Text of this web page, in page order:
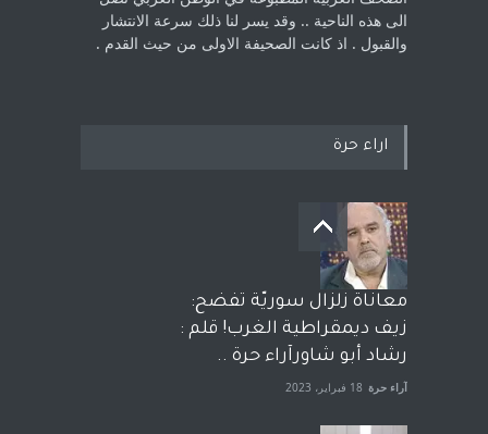
الى هذه الناحية .. وقد يسر لنا ذلك سرعة الانتشار
والقبول . اذ كانت ‏الصحيفة الاولى من حيث القدم . ‏
اراء حرة
معاناة زلزال سوريّة تفضح:
زيف ديمقراطية الغرب! قلم :
رشاد أبو شاورآراء حرة ..
آراء حرة 18 فبراير، 2023